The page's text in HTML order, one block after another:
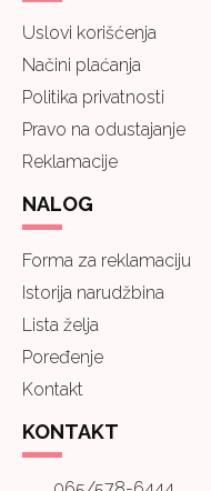
Uslovi korišćenja
Načini plaćanja
Politika privatnosti
Pravo na odustajanje
Reklamacije
NALOG
Forma za reklamaciju
Istorija narudžbina
Lista želja
Poređenje
Kontakt
KONTAKT